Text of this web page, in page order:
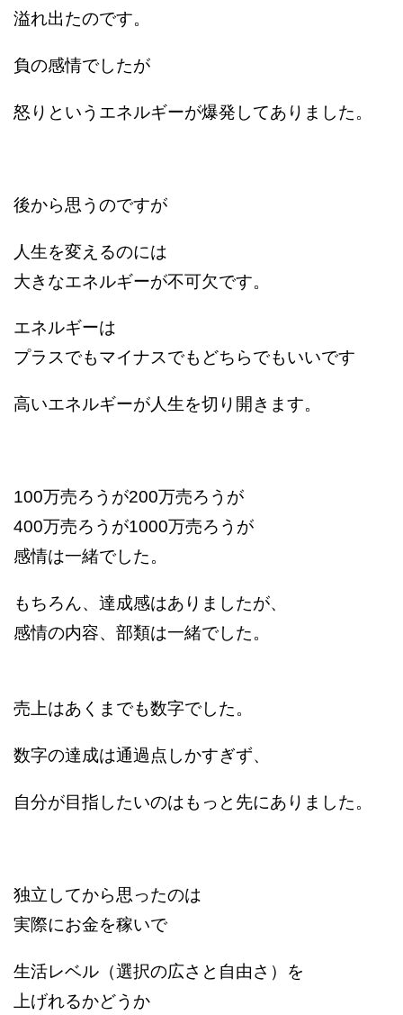
溢れ出たのです。
負の感情でしたが
怒りというエネルギーが爆発してありました。
後から思うのですが
人生を変えるのには
大きなエネルギーが不可欠です。
エネルギーは
プラスでもマイナスでもどちらでもいいです
高いエネルギーが人生を切り開きます。
100万売ろうが200万売ろうが
400万売ろうが1000万売ろうが
感情は一緒でした。
もちろん、達成感はありましたが、
感情の内容、部類は一緒でした。
売上はあくまでも数字でした。
数字の達成は通過点しかすぎず、
自分が目指したいのはもっと先にありました。
独立してから思ったのは
実際にお金を稼いで
生活レベル（選択の広さと自由さ）を
上げれるかどうか